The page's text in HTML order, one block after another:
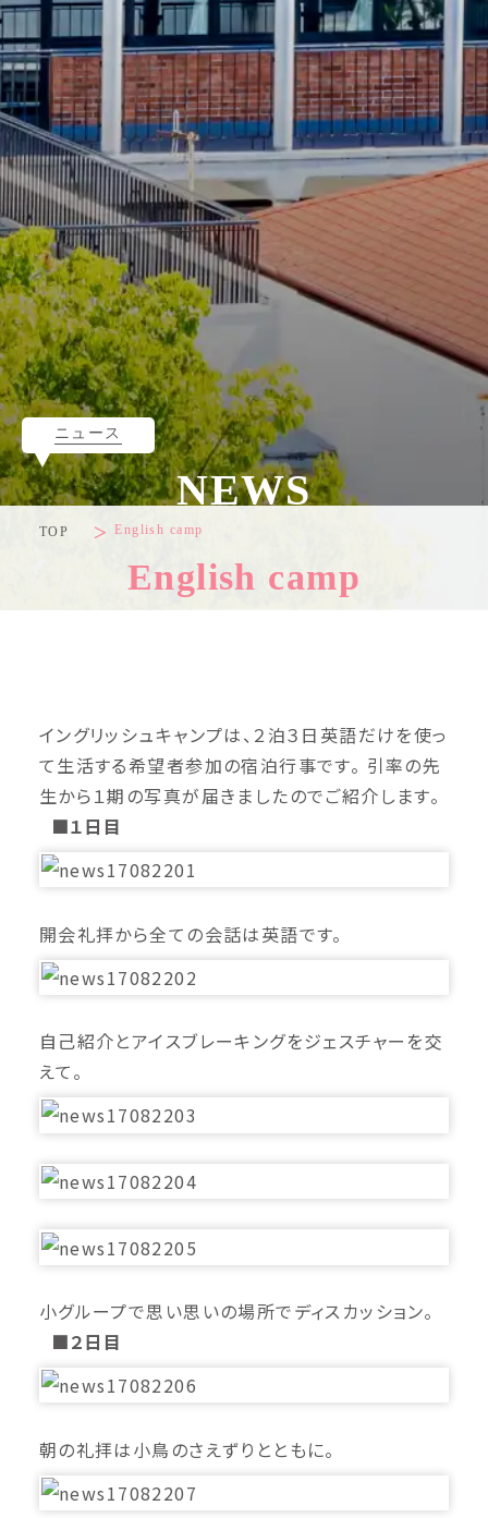
TOP English camp
English camp
NEWS
ニュース
イングリッシュキャンプは、２泊３日英語だけを使っ
て生活する希望者参加の宿泊行事です。 引率の先
生から１期の写真が届きましたのでご紹介します。
■１日目
開会礼拝から全ての会話は英語です。
自己紹介とアイスブレーキングをジェスチャーを交
えて。
小グループで思い思いの場所でディスカッション。
■２日目
朝の礼拝は小鳥のさえずりとともに。